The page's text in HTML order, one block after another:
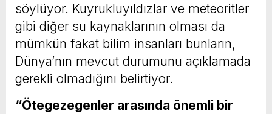
söylüyor. Kuyrukluyıldızlar ve meteoritler
gibi diğer su kaynaklarının olması da
mümkün fakat bilim insanları bunların,
Dünya’nın mevcut durumunu açıklamada
gerekli olmadığını belirtiyor.
“Ötegezegenler arasında önemli bir